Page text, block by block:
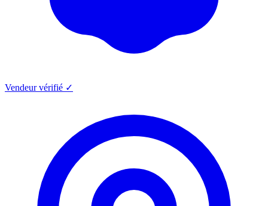
Vendeur vérifié ✓